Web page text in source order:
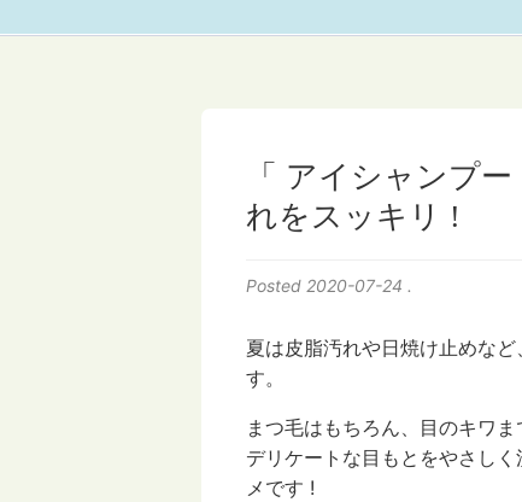
「 アイシャンプ
れをスッキリ !
Posted 2020-07-24 .
夏は皮脂汚れや日焼け止めな
す。
まつ毛はもちろん、目のキワ
デリケートな目もとをやさし
メです !